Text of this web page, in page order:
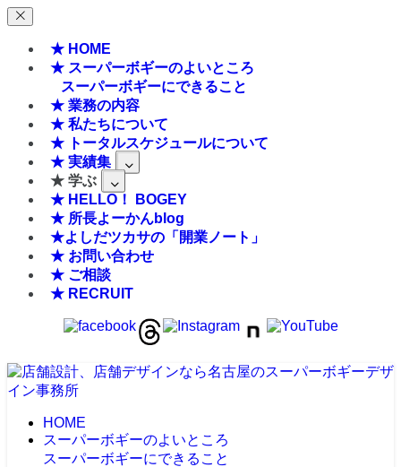
★ HOME
★ スーパーボギーのよいところ
スーパーボギーにできること
★ 業務の内容
★ 私たちについて
★ トータルスケジュールについて
★ 実績集
★ 学ぶ
★ HELLO！ BOGEY
★ 所長よーかんblog
★よしだツカサの「開業ノート」
★ お問い合わせ
★ ご相談
★ RECRUIT
HOME
スーパーボギーのよいところ
スーパーボギーにできること